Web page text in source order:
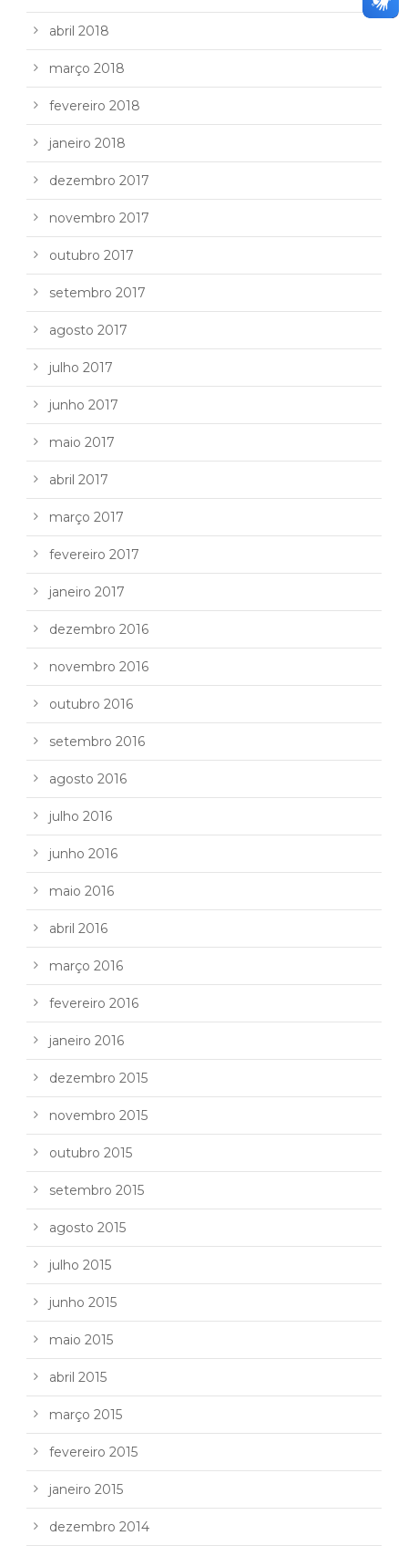
abril 2018
março 2018
fevereiro 2018
janeiro 2018
dezembro 2017
novembro 2017
outubro 2017
setembro 2017
agosto 2017
julho 2017
junho 2017
maio 2017
abril 2017
março 2017
fevereiro 2017
janeiro 2017
dezembro 2016
novembro 2016
outubro 2016
setembro 2016
agosto 2016
julho 2016
junho 2016
maio 2016
abril 2016
março 2016
fevereiro 2016
janeiro 2016
dezembro 2015
novembro 2015
outubro 2015
setembro 2015
agosto 2015
julho 2015
junho 2015
maio 2015
abril 2015
março 2015
fevereiro 2015
janeiro 2015
dezembro 2014